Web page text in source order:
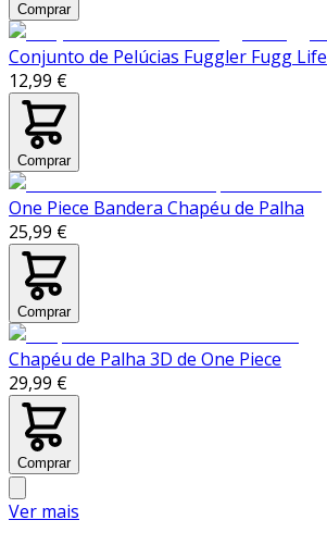
Comprar
Conjunto de Pelúcias Fuggler Fugg Life
12,99 €
Comprar
One Piece Bandera Chapéu de Palha
25,99 €
Comprar
Chapéu de Palha 3D de One Piece
29,99 €
Comprar
Ver mais